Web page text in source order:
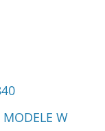
MODELE W